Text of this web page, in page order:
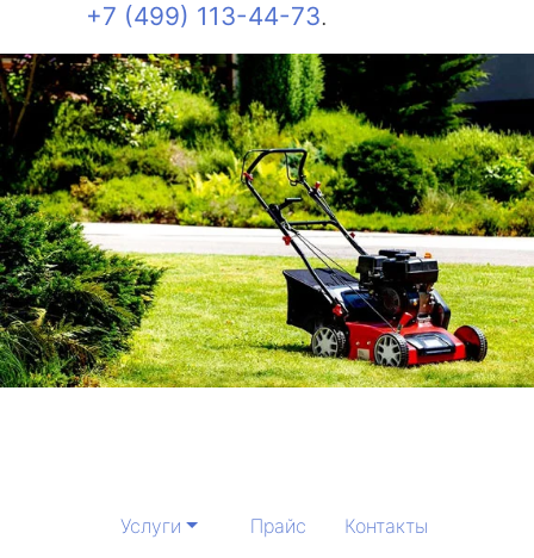
+7 (499) 113-44-73.
Услуги Прайс Контакты